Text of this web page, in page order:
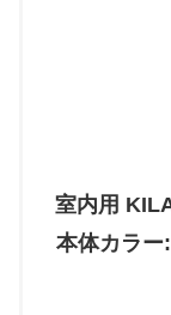
室内用
本体カラー